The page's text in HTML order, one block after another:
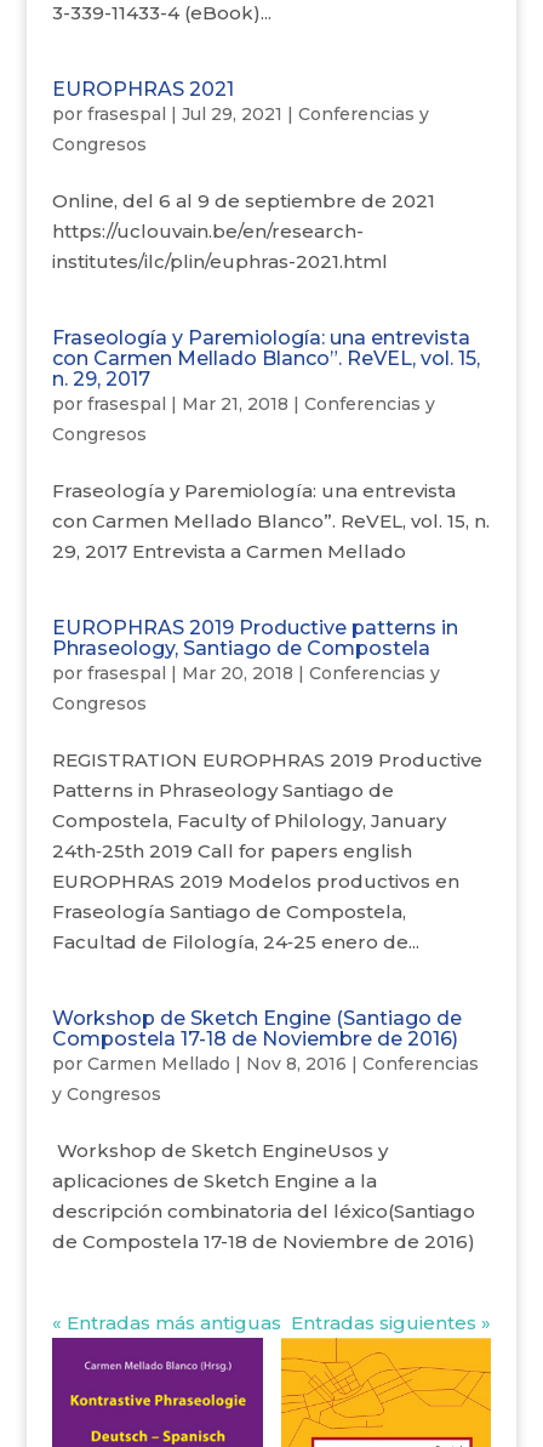
3-339-11433-4 (eBook)...
EUROPHRAS 2021
por frasespal | Jul 29, 2021 | Conferencias y
Congresos
Online, del 6 al 9 de septiembre de 2021
https://uclouvain.be/en/research-
institutes/ilc/plin/euphras-2021.html
Fraseología y Paremiología: una entrevista
con Carmen Mellado Blanco”. ReVEL, vol. 15,
n. 29, 2017
por frasespal | Mar 21, 2018 | Conferencias y
Congresos
Fraseología y Paremiología: una entrevista
con Carmen Mellado Blanco”. ReVEL, vol. 15, n.
29, 2017 Entrevista a Carmen Mellado
EUROPHRAS 2019 Productive patterns in
Phraseology, Santiago de Compostela
por frasespal | Mar 20, 2018 | Conferencias y
Congresos
REGISTRATION EUROPHRAS 2019 Productive
Patterns in Phraseology Santiago de
Compostela, Faculty of Philology, January
24th‐25th 2019 Call for papers english
EUROPHRAS 2019 Modelos productivos en
Fraseología Santiago de Compostela,
Facultad de Filología, 24‐25 enero de...
Workshop de Sketch Engine (Santiago de
Compostela 17-18 de Noviembre de 2016)
por Carmen Mellado | Nov 8, 2016 | Conferencias
y Congresos
Workshop de Sketch EngineUsos y
aplicaciones de Sketch Engine a la
descripción combinatoria del léxico(Santiago
de Compostela 17-18 de Noviembre de 2016)
« Entradas más antiguas Entradas siguientes »